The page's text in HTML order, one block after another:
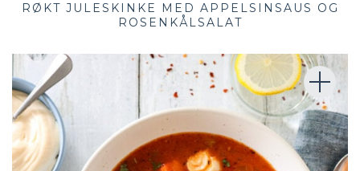
RØKT JULESKINKE MED APPELSINSAUS OG
ROSENKÅLSALAT